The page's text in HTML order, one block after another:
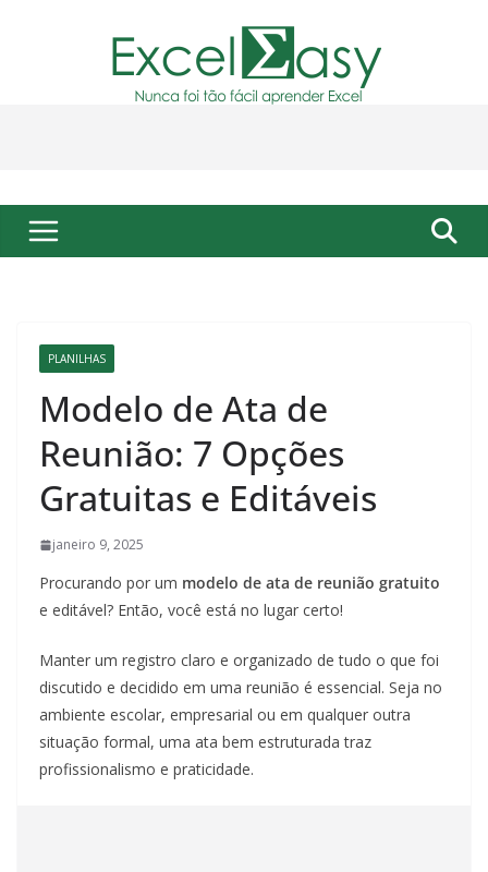
PLANILHAS
Modelo de Ata de
Reunião: 7 Opções
Gratuitas e Editáveis
janeiro 9, 2025
Procurando por um modelo de ata de reunião gratuito
e editável? Então, você está no lugar certo!
Manter um registro claro e organizado de tudo o que foi
discutido e decidido em uma reunião é essencial. Seja no
ambiente escolar, empresarial ou em qualquer outra
situação formal, uma ata bem estruturada traz
profissionalismo e praticidade.